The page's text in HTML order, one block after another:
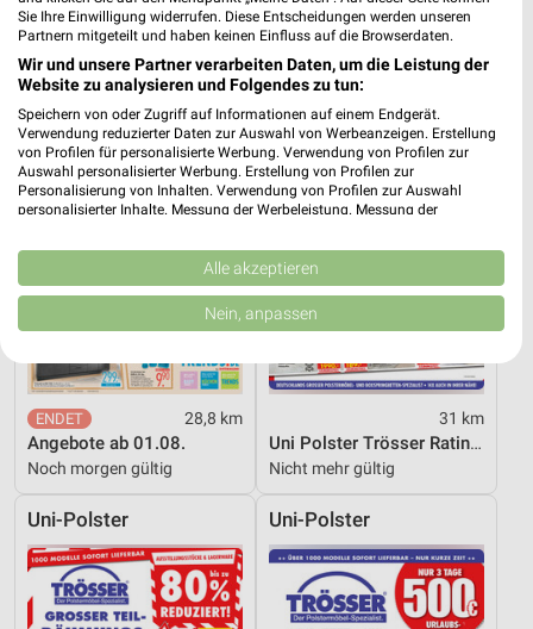
Nicht mehr gültig Gültig bis Sa. 08.08.
Trends
28,8 km
Angebote ab 01.08.
Noch morgen gültig
Uni-Polster
31 km
Uni Polster Trösser Ratingen
Nicht mehr gültig
Uni-Polster Uni-Polster
Sie Ihre Einwilligung widerrufen. Diese Entscheidungen werden unseren
Partnern mitgeteilt und haben keinen Einfluss auf die Browserdaten.
Wir und unsere Partner verarbeiten Daten, um die Leistung der
Website zu analysieren und Folgendes zu tun:
Speichern von oder Zugriff auf Informationen auf einem Endgerät.
Verwendung reduzierter Daten zur Auswahl von Werbeanzeigen. Erstellung
von Profilen für personalisierte Werbung. Verwendung von Profilen zur
Auswahl personalisierter Werbung. Erstellung von Profilen zur
Personalisierung von Inhalten. Verwendung von Profilen zur Auswahl
personalisierter Inhalte. Messung der Werbeleistung. Messung der
Kombinationen von Daten aus verschiedenen Quellen. Entwicklung und
Verbesserung der Angebote. Verwendung reduzierter Daten zur Auswahl
von Inhalten.
Daten können außerhalb der Europäischen Union weitergegeben und in die
USA gesendet werden.
Website/App.
Partnerliste anzeigen (1 IAB-Anbieter)
Wir nutzen Ihre Daten für folgende Zwecke:
IAB-Verarbeitungszwecke:
auf einem Endgerät
Verwendung reduzierter Daten zur Auswahl von
Werbeanzeigen
Alle akzeptieren
Nein, anpassen